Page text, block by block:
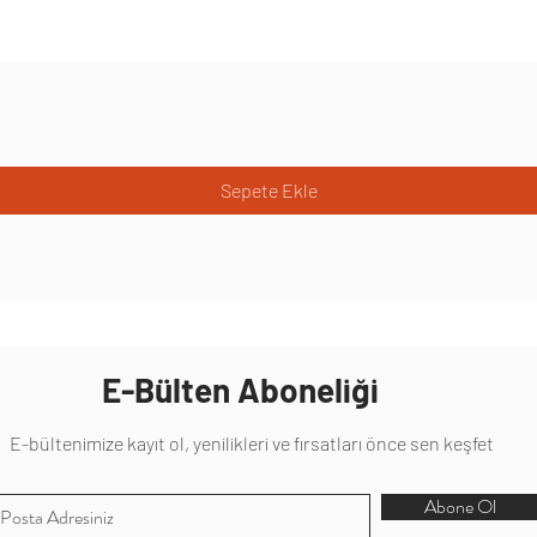
Sepete Ekle
E-Bülten Aboneliği
E-bültenimize kayıt ol, yenilikleri ve fırsatları önce sen keşfet
Abone Ol